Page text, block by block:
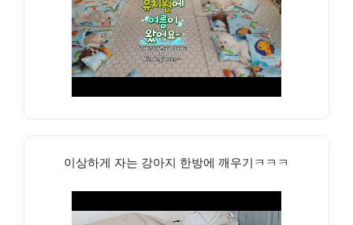
이상하게 자는 강아지 한방에 깨우기ㅋㅋㅋ